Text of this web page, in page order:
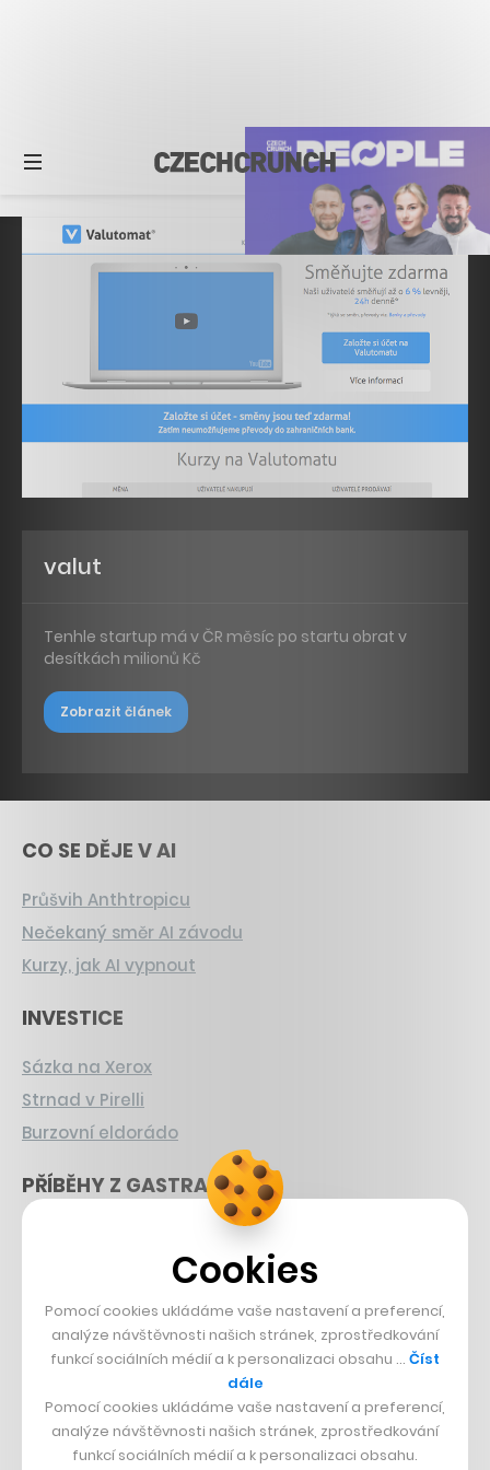
valut
Tenhle startup má v ČR měsíc po startu obrat v
desítkách milionů Kč
Zobrazit článek
CO SE DĚJE V AI
Průšvih Anthtropicu
Nečekaný směr AI závodu
Kurzy, jak AI vypnout
INVESTICE
Sázka na Xerox
Strnad v Pirelli
Burzovní eldorádo
PŘÍBĚHY Z GASTRA
Francouzský šéfkuchař na Šumavě
Dva golfisti, co pečou
DESIGN
Bomma není tichá
Originální hodinky
Cookies
Pomocí cookies ukládáme vaše nastavení a preferencí,
analýze návštěvnosti našich stránek, zprostředkování
funkcí sociálních médií a k personalizaci obsahu … Číst
dále
Pomocí cookies ukládáme vaše nastavení a preferencí,
analýze návštěvnosti našich stránek, zprostředkování
funkcí sociálních médií a k personalizaci obsahu.